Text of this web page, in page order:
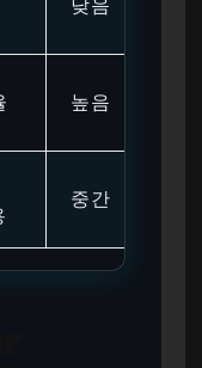
낮음
높음
중간